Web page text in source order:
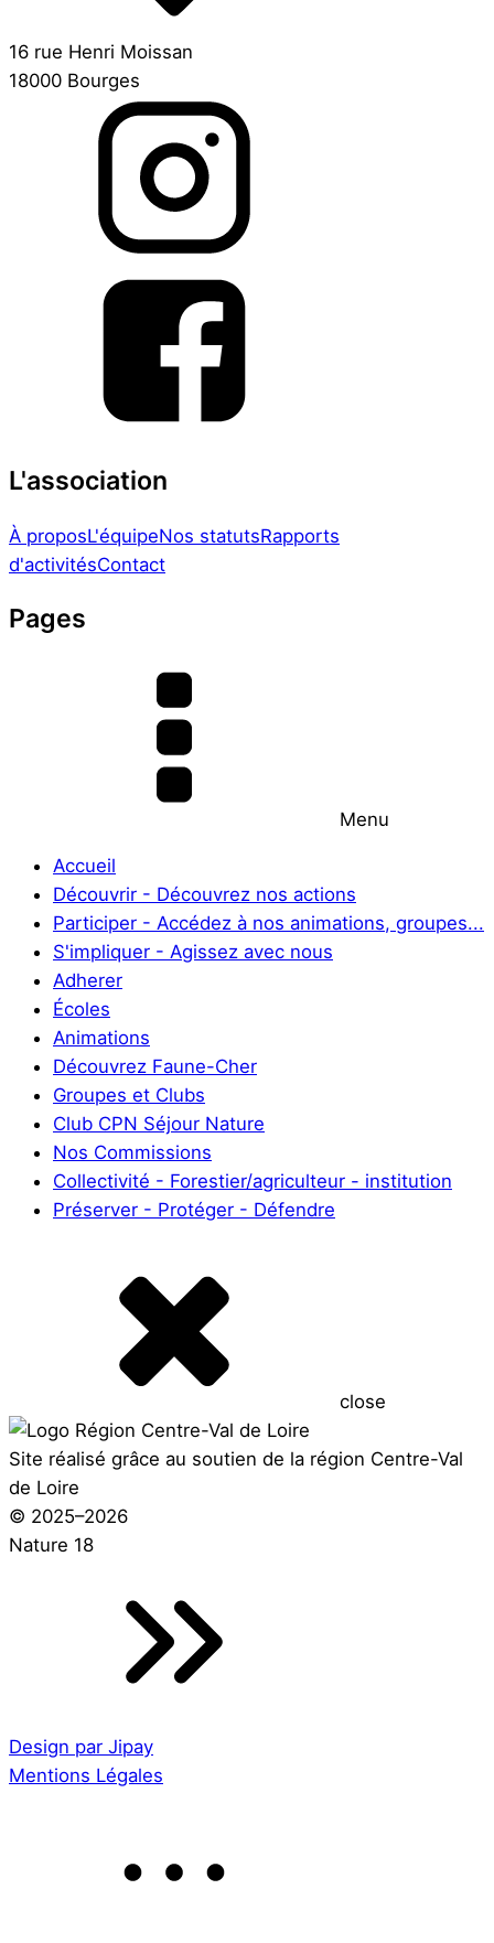
16 rue Henri Moissan
18000 Bourges
L'association
À proposL'équipeNos statutsRapports
d'activitésContact
Pages
Menu
Accueil
Découvrir - Découvrez nos actions
Participer - Accédez à nos animations, groupes...
S'impliquer - Agissez avec nous
Adherer
Écoles
Animations
Découvrez Faune-Cher
Groupes et Clubs
Club CPN Séjour Nature
Nos Commissions
Collectivité - Forestier/agriculteur - institution
Préserver - Protéger - Défendre
close
Site réalisé grâce au soutien de la région Centre-Val
de Loire
© 2025–2026
Nature 18
Design par Jipay
Mentions Légales